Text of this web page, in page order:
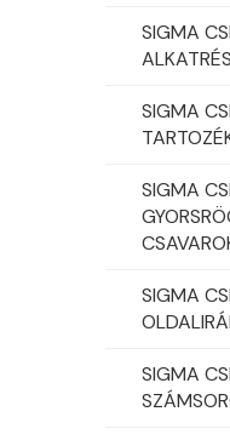
SIGMA
SIGMA
SIGMA
SIGMA
SIGMA